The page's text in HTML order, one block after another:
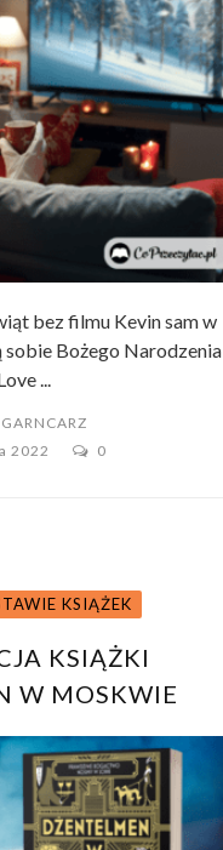
bez filmu Kevin sam w
sobie Bożego Narodzenia
...
2022
0
KSIĄŻEK
KSIĄŻKI
W MOSKWIE